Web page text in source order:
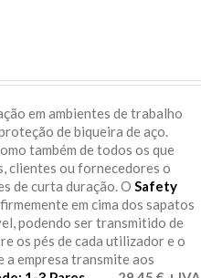
em ambientes de trabalho
de biqueira de aço.
também de todos os que
clientes ou fornecedores o
de curta duração. O Safety
em cima dos sapatos
podendo ser transmitido de
os pés de cada utilizador e o
a empresa transmite aos